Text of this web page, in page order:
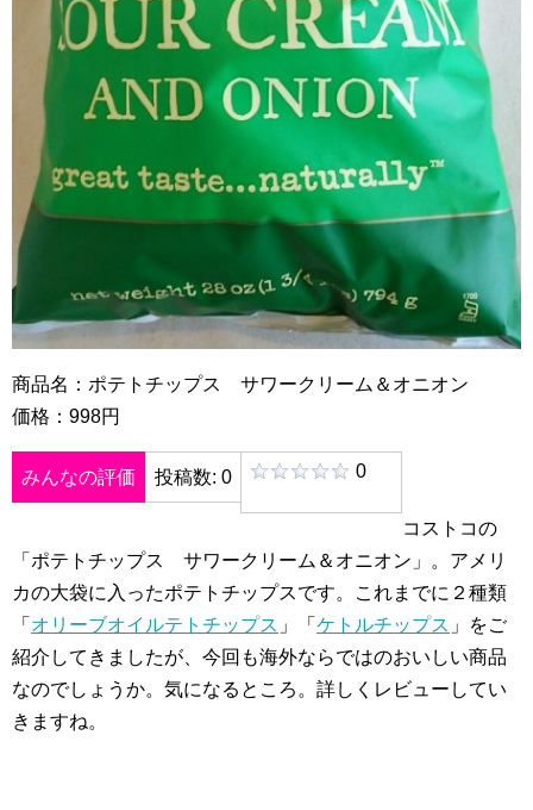
商品名：ポテトチップス サワークリーム＆オニオン
価格：998円
みんなの評価 投稿数: 0 0
コストコの
「ポテトチップス サワークリーム＆オニオン」。アメリ
カの大袋に入ったポテトチップスです。これまでに２種類
「 オリーブオイルテトチップス 」「 ケトルチップス 」をご
紹介してきましたが、今回も海外ならではのおいしい商品
なのでしょうか。気になるところ。詳しくレビューしてい
きますね。